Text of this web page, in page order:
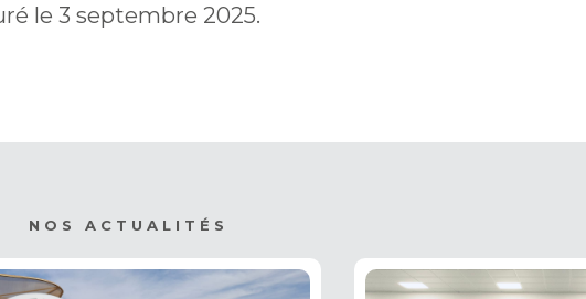
le 3 septembre 2025.
NOS ACTUALITÉS